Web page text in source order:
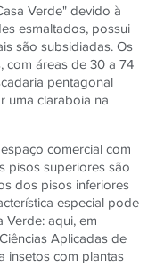
Verde" devido à
esmaltados, possui
são subsidiadas. Os
com áreas de 30 a 74
pentagonal
uma claraboia na
comercial com
pisos superiores são
dos pisos inferiores
especial pode
aqui, em
Aplicadas de
insetos com plantas